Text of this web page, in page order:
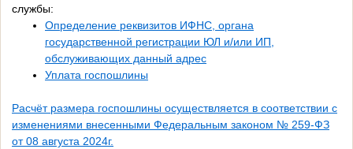
службы:
Определение реквизитов ИФНС, органа
государственной регистрации ЮЛ и/или ИП,
обслуживающих данный адрес
Уплата госпошлины
Расчёт размера госпошлины осуществляется в соответствии с
изменениями внесенными Федеральным законом № 259-ФЗ
от 08 августа 2024г.